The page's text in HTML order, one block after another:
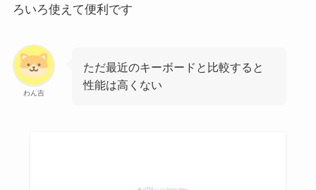
ろいろ使えて便利です
わん吉
ただ最近のキーボードと比較すると
性能は高くない